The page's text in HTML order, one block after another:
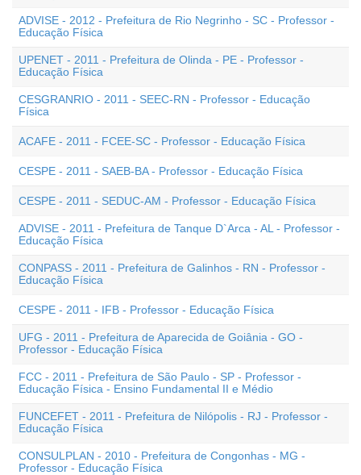
ADVISE - 2012 - Prefeitura de Rio Negrinho - SC - Professor -
Educação Física
UPENET - 2011 - Prefeitura de Olinda - PE - Professor -
Educação Física
CESGRANRIO - 2011 - SEEC-RN - Professor - Educação
Física
ACAFE - 2011 - FCEE-SC - Professor - Educação Física
CESPE - 2011 - SAEB-BA - Professor - Educação Física
CESPE - 2011 - SEDUC-AM - Professor - Educação Física
ADVISE - 2011 - Prefeitura de Tanque D`Arca - AL - Professor -
Educação Física
CONPASS - 2011 - Prefeitura de Galinhos - RN - Professor -
Educação Física
CESPE - 2011 - IFB - Professor - Educação Física
UFG - 2011 - Prefeitura de Aparecida de Goiânia - GO -
Professor - Educação Física
FCC - 2011 - Prefeitura de São Paulo - SP - Professor -
Educação Física - Ensino Fundamental II e Médio
FUNCEFET - 2011 - Prefeitura de Nilópolis - RJ - Professor -
Educação Física
CONSULPLAN - 2010 - Prefeitura de Congonhas - MG -
Professor - Educação Física